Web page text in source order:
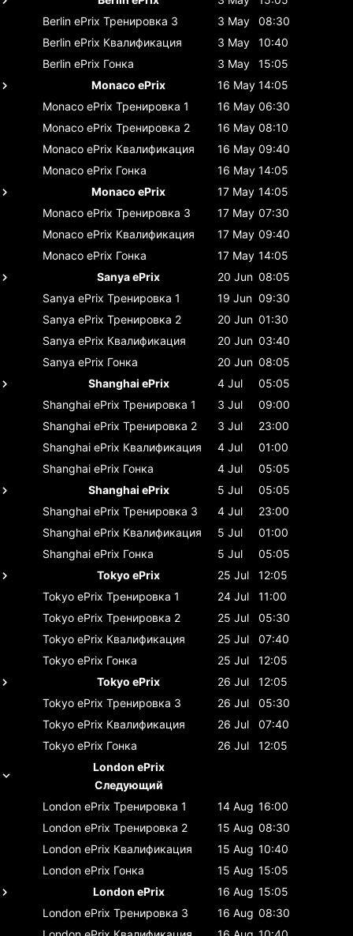
Berlin ePrix Тренировка 3 3 May
08:30
Berlin ePrix Квалификация 3 May
10:40
Berlin ePrix Гонка 3 May
15:05
Monaco ePrix
16 May 14:05
Monaco ePrix Тренировка 1 16 May 06:30
Monaco ePrix Тренировка 2 16 May 08:10
Monaco ePrix Квалификация 16 May 09:40
Monaco ePrix Гонка 16 May 14:05
Monaco ePrix
17 May 14:05
Monaco ePrix Тренировка 3 17 May 07:30
Monaco ePrix Квалификация 17 May 09:40
Monaco ePrix Гонка 17 May 14:05
Sanya ePrix
20 Jun 08:05
Sanya ePrix Тренировка 1 19 Jun 09:30
Sanya ePrix Тренировка 2 20 Jun 01:30
Sanya ePrix Квалификация 20 Jun 03:40
Sanya ePrix Гонка 20 Jun 08:05
Shanghai ePrix
4 Jul
05:05
Shanghai ePrix Тренировка 1 3 Jul
09:00
Shanghai ePrix Тренировка 2 3 Jul
23:00
Shanghai ePrix Квалификация 4 Jul
01:00
Shanghai ePrix Гонка 4 Jul
05:05
Shanghai ePrix
5 Jul
05:05
Shanghai ePrix Тренировка 3 4 Jul
23:00
Shanghai ePrix Квалификация 5 Jul
01:00
Shanghai ePrix Гонка 5 Jul
05:05
Tokyo ePrix
25 Jul
12:05
Tokyo ePrix Тренировка 1 24 Jul
11:00
Tokyo ePrix Тренировка 2 25 Jul
05:30
Tokyo ePrix Квалификация 25 Jul
07:40
Tokyo ePrix Гонка 25 Jul
12:05
Tokyo ePrix
26 Jul
12:05
Tokyo ePrix Тренировка 3 26 Jul
05:30
Tokyo ePrix Квалификация 26 Jul
07:40
Tokyo ePrix Гонка 26 Jul
12:05
London ePrix
Следующий
London ePrix Тренировка 1 14 Aug 16:00
London ePrix Тренировка 2 15 Aug 08:30
London ePrix Квалификация 15 Aug 10:40
London ePrix Гонка 15 Aug 15:05
London ePrix
16 Aug 15:05
London ePrix Тренировка 3 16 Aug 08:30